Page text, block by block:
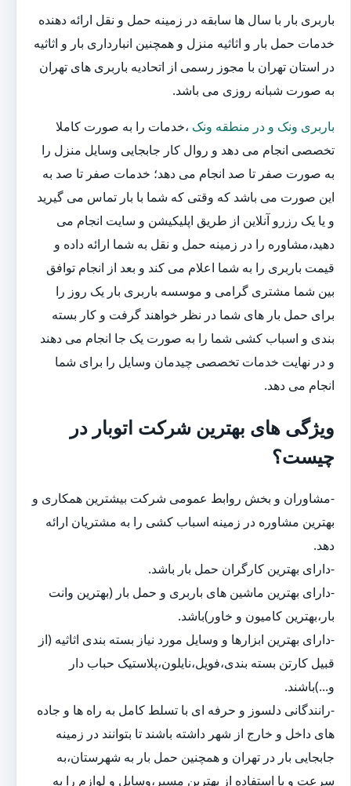
باربری بار با سال ها سابقه در زمینه حمل و نقل ارائه دهنده
خدمات حمل بار و اثاثیه منزل و همچنین انبارداری بار و اثاثیه
در استان تهران با مجوز رسمی از اتحادیه باربری های تهران
به صورت شبانه روزی می باشد.
باربری ونک و در منطقه ونک ،خدمات را به صورت کاملا
تخصصی انجام می دهد و روال کار جابجایی وسایل منزل را
به صورت صفر تا صد انجام می دهد؛ خدمات صفر تا صد به
این صورت می باشد که وقتی که شما با بار تماس می گیرید
و یا یک رزرو آنلاین از طریق اپلیکیشن و سایت انجام می
دهید،مشاوره را در زمینه حمل و نقل به شما ارائه داده و
قیمت باربری را به شما اعلام می کند و بعد از انجام توافق
بین شما مشتری گرامی و موسسه باربری بار یک روز را
برای حمل بار های شما در نظر خواهند گرفت و کار بسته
بندی و اسباب کشی شما را به صورت یک جا انجام می دهند
و در نهایت خدمات تخصصی چیدمان وسایل را برای شما
انجام می دهد.
ویژگی های بهترین شرکت اتوبار در
چیست؟
-مشاوران و بخش روابط عمومی شرکت بیشترین همکاری و
بهترین مشاوره در زمینه اسباب کشی را به مشتریان ارائه
دهد.
-دارای بهترین کارگران حمل بار باشد.
-دارای بهترین ماشین های باربری و حمل بار (بهترین وانت
بار،بهترین کامیون و خاور)باشد.
-دارای بهترین ابزارها و وسایل مورد نیاز بسته بندی اثاثیه (از
قبیل کارتن بسته بندی،فویل،نایلون،پلاستیک حباب دار
و...)باشند.
-رانندگانی دلسوز و حرفه ای با تسلط کامل به راه ها و جاده
های داخل و خارج از شهر داشته باشند تا بتوانند در زمینه
جابجایی بار در تهران و همچنین حمل بار به شهرستان،به
سرعت و با استفاده از بهترین مسیر،وسایل و لوازم را به